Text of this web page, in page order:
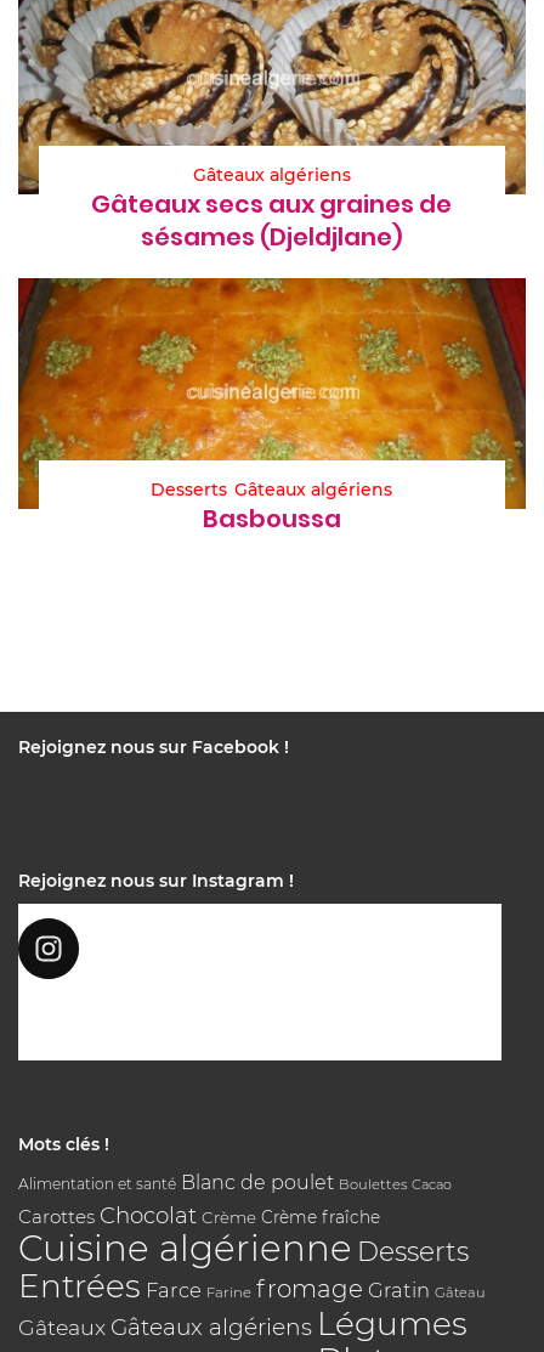
Gâteaux algériens
Gâteaux secs aux graines de
sésames (Djeldjlane)
Desserts Gâteaux algériens
Basboussa
Rejoignez nous sur Facebook !
Rejoignez nous sur Instagram !
Mots clés !
Alimentation et santé Blanc de poulet Boulettes Cacao
Carottes Chocolat Crème Crème fraîche
Cuisine algérienne Desserts
Entrées Farce Farine fromage Gratin Gâteau
Gâteaux Gâteaux algériens Légumes